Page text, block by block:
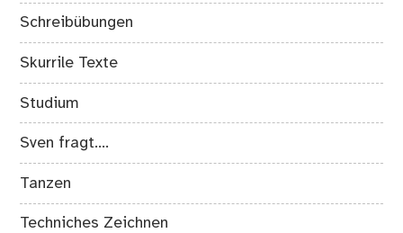
Schreibübungen
Skurrile Texte
Studium
Sven fragt….
Tanzen
Techniches Zeichnen